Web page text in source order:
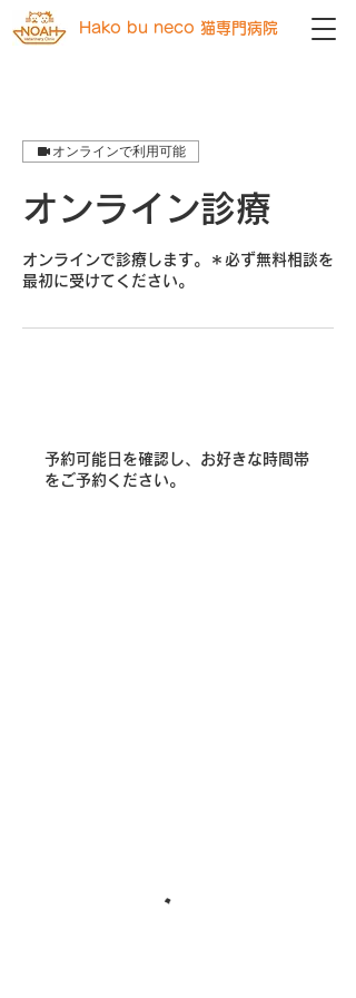
Hako bu neco 猫専門病院
オンラインで利用可能
オンライン診療
オンラインで診療します。＊必ず無料相談を
最初に受けてください。
予約可能日を確認し、お好きな時間帯
をご予約ください。